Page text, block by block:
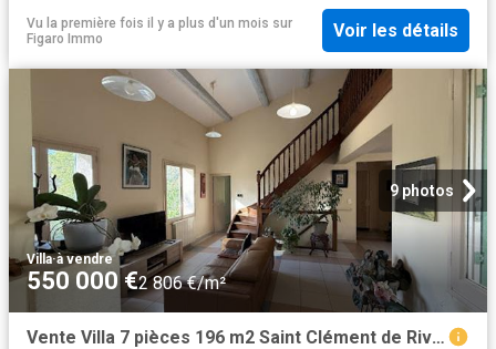
Vu la première fois il y a plus d'un mois sur
Figaro Immo
Voir les détails
9 photos
Villa·à vendre
550 000 €2 806 €/m²
Vente Villa 7 pièces 196 m2 Saint Clément de Rivière